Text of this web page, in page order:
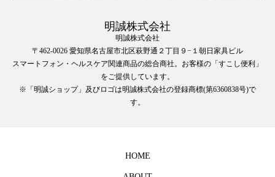
明誠株式会社
明誠株式会社
〒462-0026 愛知県名古屋市北区萩野通２丁目９−１朝日家具ビル
スマートフォン・ヘルスケア関連商品の総合商社。お客様の「すこし便利」
をご提供しています。
※「明誠ショップ」及びロゴは明誠株式会社の登録商標(第6360838号)で
す。
HOME